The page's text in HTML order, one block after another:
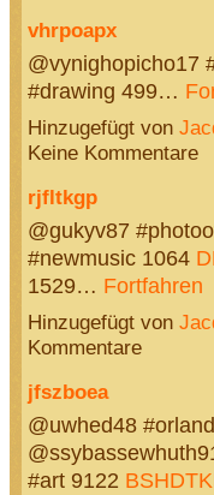
vhrpoapx
@vynighopicho17
#drawing 499…
Hinzugefügt von
Keine Kommentare
rjfltkgp
@gukyv87
#newmusic 1064
1529… Fortfahren
Hinzugefügt von
Kommentare
jfszboea
@uwhed48
#art 9122